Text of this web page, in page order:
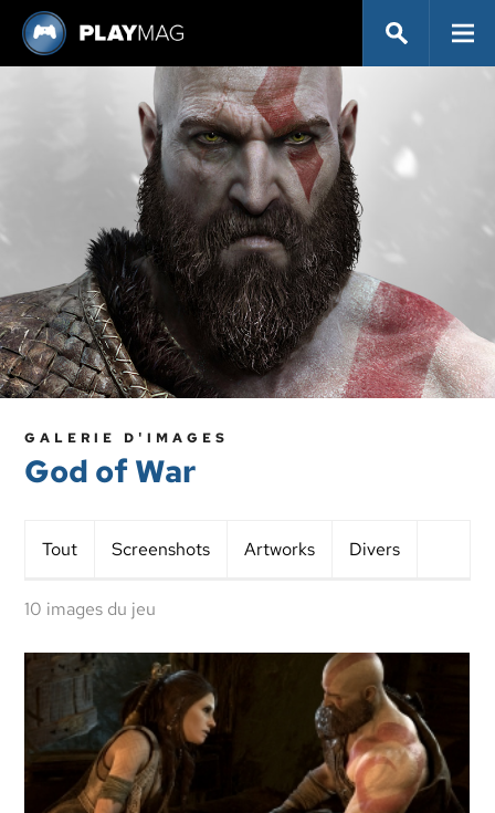
GALERIE D'IMAGES
God of War
Tout Screenshots Artworks Divers
10 images du jeu